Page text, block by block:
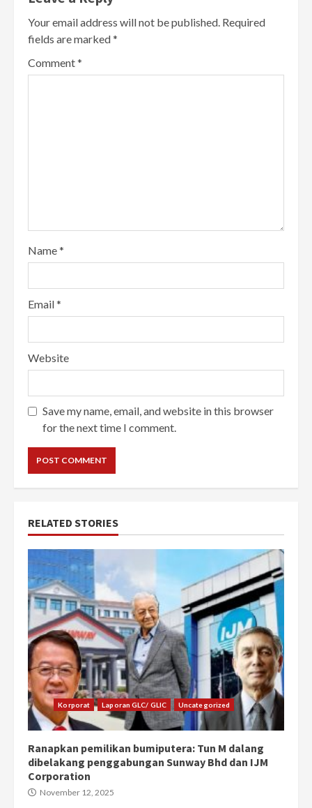
Your email address will not be published. Required
fields are marked*
Comment*
Name*
Email*
Website
Save my name, email, and website in this browser
for the next time I comment.
RELATED STORIES
Korporat Laporan GLC/ GLIC Uncategorized
Ranapkan pemilikan bumiputera: Tun M dalang
dibelakang penggabungan Sunway Bhd dan IJM
Corporation
November 12, 2025